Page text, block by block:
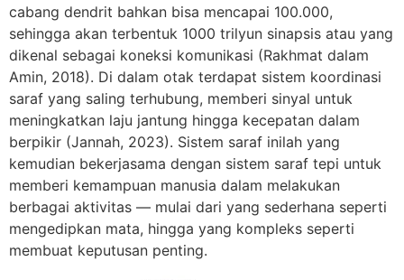
cabang dendrit bahkan bisa mencapai 100.000,
sehingga akan terbentuk 1000 trilyun sinapsis atau yang
dikenal sebagai koneksi komunikasi (Rakhmat dalam
Amin, 2018). Di dalam otak terdapat sistem koordinasi
saraf yang saling terhubung, memberi sinyal untuk
meningkatkan laju jantung hingga kecepatan dalam
berpikir (Jannah, 2023). Sistem saraf inilah yang
kemudian bekerjasama dengan sistem saraf tepi untuk
memberi kemampuan manusia dalam melakukan
berbagai aktivitas — mulai dari yang sederhana seperti
mengedipkan mata, hingga yang kompleks seperti
membuat keputusan penting.